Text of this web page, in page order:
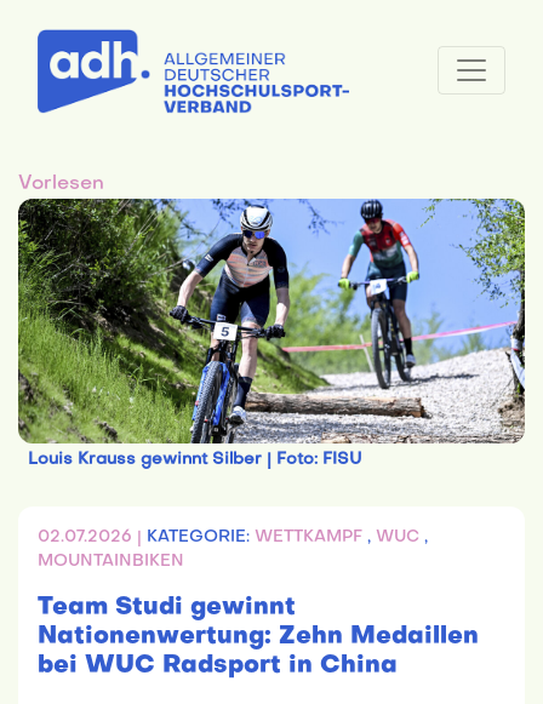
Vorlesen
Louis Krauss gewinnt Silber | Foto: FISU
02.07.2026 | KATEGORIE: WETTKAMPF , WUC ,
MOUNTAINBIKEN
Team Studi gewinnt
Nationenwertung: Zehn Medaillen
bei WUC Radsport in China